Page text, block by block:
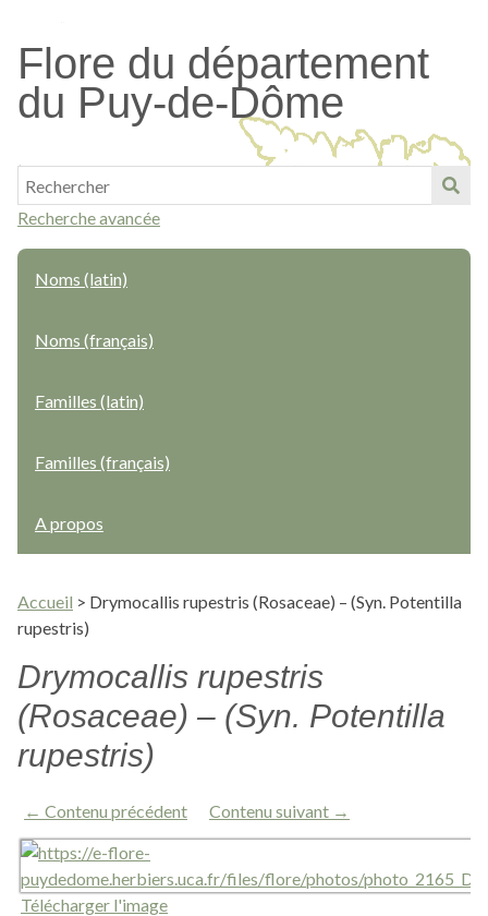
contenu
principal
Flore du département
du Puy-de-Dôme
Recherche avancée
Noms (latin)
Noms (français)
Familles (latin)
Familles (français)
A propos
Accueil > Drymocallis rupestris (Rosaceae) – (Syn. Potentilla
rupestris)
Drymocallis rupestris
(Rosaceae) – (Syn. Potentilla
rupestris)
← Contenu précédent Contenu suivant →
Télécharger l'image